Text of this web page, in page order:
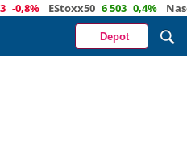
EStoxx50 6 503 0,4% Nasdaq
Depot